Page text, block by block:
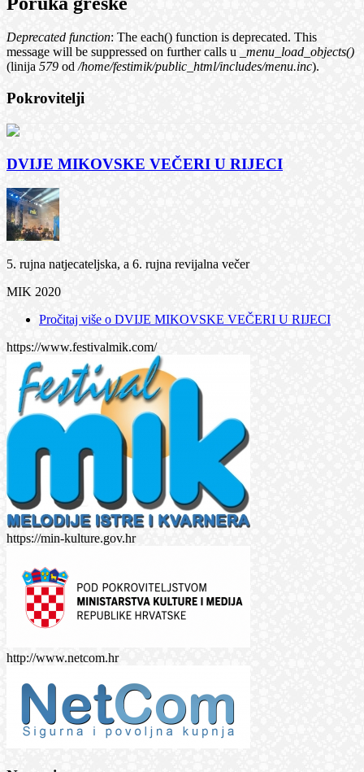
Deprecated function: The each() function is deprecated. This
message will be suppressed on further calls u
_menu_load_objects()
(linija 579 od/home/festimik/public_html/includes/menu.inc).
Pokrovitelji
DVIJE MIKOVSKE VEČERI U RIJECI
5. rujna natjecateljska, a 6. rujna revijalna večer
MIK 2020
Pročitaj više o DVIJE MIKOVSKE VEČERI U RIJECI
https://www.festivalmik.com/
https://min-kulture.gov.hr
http://www.netcom.hr